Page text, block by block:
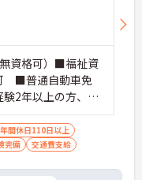
資格可）■福祉資
■普通自動車免
2年以上の方、障
お持ちの方大歓
年間休日110日以上
完備 交通費支給